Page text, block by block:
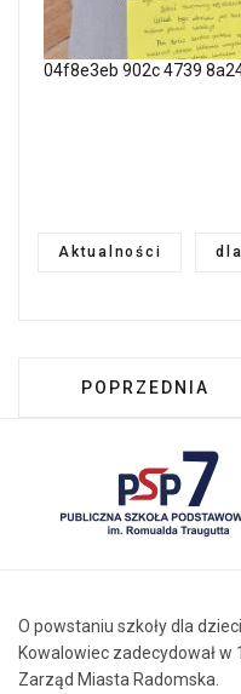
04f8e3eb 902c 4739
Aktualności
POPRZEDNIA
POPRZEDNIA
O powstaniu szkoły dla
Kowalowiec zadecydował w
Zarząd Miasta Radomska.